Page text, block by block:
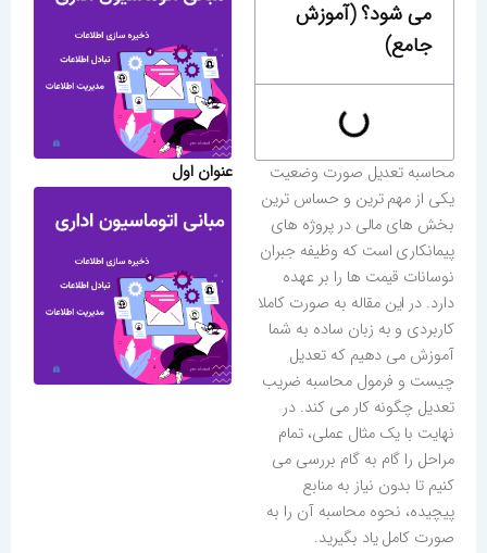
می شود؟ (آموزش
جامع)
محاسبه تعدیل صورت وضعیت
یکی از مهم‌ ترین و حساس‌ ترین
بخش‌ های مالی در پروژه‌ های
پیمانکاری است که وظیفه جبران
نوسانات قیمت‌ ها را بر عهده
دارد. در این مقاله به صورت کاملا
کاربردی و به زبان ساده به شما
آموزش می‌ دهیم که تعدیل
چیست و فرمول محاسبه ضریب
تعدیل چگونه کار می‌ کند. در
نهایت با یک مثال عملی، تمام
مراحل را گام به گام بررسی می
کنیم تا بدون نیاز به منابع
پیچیده، نحوه محاسبه آن را به
صورت کامل یاد بگیرید.
عنوان اول